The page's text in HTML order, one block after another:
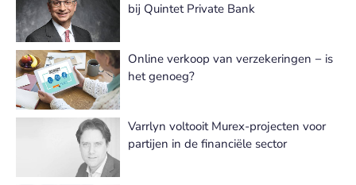
bij Quintet Private Bank
Online verkoop van verzekeringen − is
het genoeg?
Varrlyn voltooit Murex-projecten voor
partijen in de financiële sector